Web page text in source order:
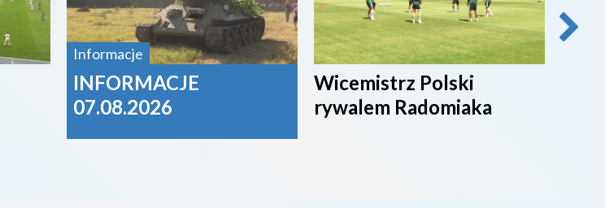
Informacje
INFORMACJE
07.08.2026
Wicemistrz Polski
rywalem Radomiaka